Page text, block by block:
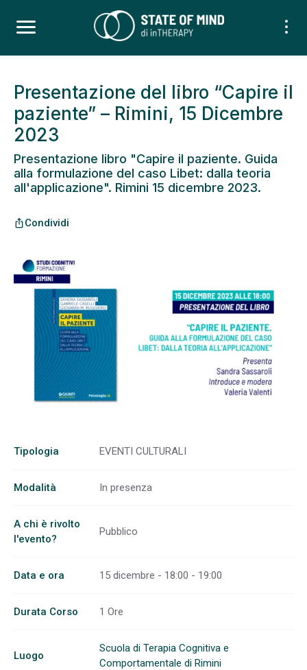
Presentazione del libro “Capire il
paziente” – Rimini, 15 Dicembre
2023
Presentazione libro "Capire il paziente. Guida
alla formulazione del caso Libet: dalla teoria
all'applicazione". Rimini 15 dicembre 2023.
ios_shareCondividi
Tipologia EVENTI CULTURALI
Modalità In presenza
A chi è rivolto
l'evento?
Pubblico
Data e ora 15 dicembre - 18:00 - 19:00
Durata Corso 1 Ore
Luogo
Scuola di Terapia Cognitiva e
Comportamentale di Rimini